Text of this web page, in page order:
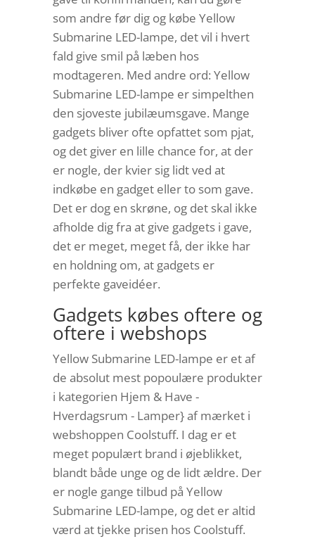
som andre før dig og købe Yellow
Submarine LED-lampe, det vil i hvert
fald give smil på læben hos
modtageren. Med andre ord: Yellow
Submarine LED-lampe er simpelthen
den sjoveste jubilæumsgave. Mange
gadgets bliver ofte opfattet som pjat,
og det giver en lille chance for, at der
er nogle, der kvier sig lidt ved at
indkøbe en gadget eller to som gave.
Det er dog en skrøne, og det skal ikke
afholde dig fra at give gadgets i gave,
det er meget, meget få, der ikke har
en holdning om, at gadgets er
perfekte gaveidéer.
Gadgets købes oftere og
oftere i webshops
Yellow Submarine LED-lampe er et af
de absolut mest popoulære produkter
i kategorien Hjem & Have -
Hverdagsrum - Lamper} af mærket i
webshoppen Coolstuff. I dag er et
meget populært brand i øjeblikket,
blandt både unge og de lidt ældre. Der
er nogle gange tilbud på Yellow
Submarine LED-lampe, og det er altid
værd at tjekke prisen hos Coolstuff.